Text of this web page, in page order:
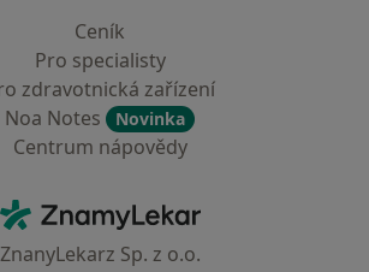
Ceník
Pro specialisty
zdravotnická zařízení
Noa Notes
Novinka
Centrum nápovědy
ZnamyLekar - Hlavní stránka
ZnanyLekarz Sp. z o.o.